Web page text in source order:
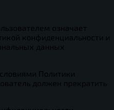
означает
конфиденциальности и
данных
Политики
должен прекратить